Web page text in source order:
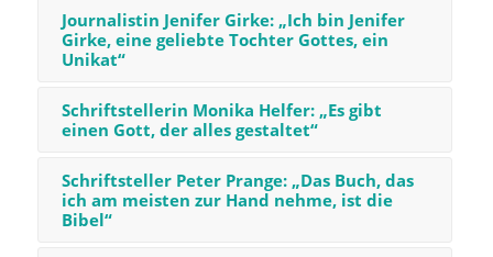
Journalistin Jenifer Girke: „Ich bin Jenifer
Girke, eine geliebte Tochter Gottes, ein
Unikat“
Schriftstellerin Monika Helfer: „Es gibt
einen Gott, der alles gestaltet“
Schriftsteller Peter Prange: „Das Buch, das
ich am meisten zur Hand nehme, ist die
Bibel“